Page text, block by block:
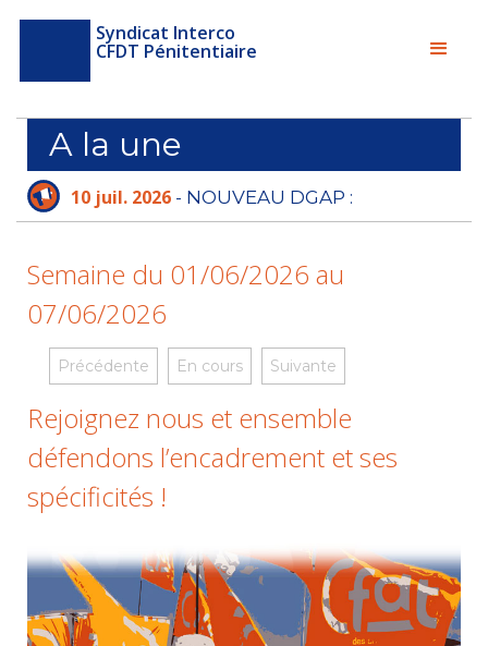
Syndicat Interco
CFDT Pénitentiaire
A la une
10 juil. 2026 - NOUVEAU DGAP :
L'ADMINISTRATION PÉNITENTIAIRE N'A PLUS
Semaine du 01/06/2026 au
07/06/2026
Précédente En cours Suivante
Rejoignez nous et ensemble
défendons l’encadrement et ses
spécificités !